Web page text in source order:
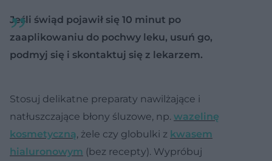
Jeśli świąd pojawił się 10 minut po
zaaplikowaniu do pochwy leku, usuń go,
podmyj się i skontaktuj się z lekarzem.
Stosuj delikatne preparaty nawilżające i
natłuszczające błony śluzowe, np. wazelinę
kosmetyczną, żele czy globulki z kwasem
hialuronowym (bez recepty). Wypróbuj